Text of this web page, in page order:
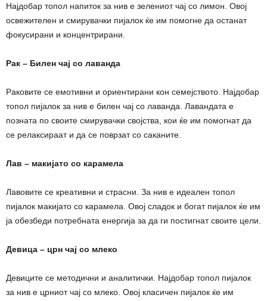
Најдобар топол напиток за нив е зелениот чај со лимон. Овој
освежителен и смирувачки пијалок ќе им помогне да останат
фокусирани и концентрирани.
Рак – Билен чај со лаванда
Раковите се емотивни и ориентирани кон семејството. Најдобар
топол пијалок за нив е билен чај со лаванда. Лавандата е
позната по своите смирувачки својства, кои ќе им помогнат да
се релаксираат и да се поврзат со саканите.
Лав – макијато со карамела
Лавовите се креативни и страсни. За нив е идеален топол
пијалок макијато со карамела. Овој сладок и богат пијалок ќе им
ја обезбеди потребната енергија за да ги постигнат своите цели.
Девица – црн чај со млеко
Девиците се методични и аналитички. Најдобар топол пијалок
за нив е црниот чај со млеко. Овој класичен пијалок ќе им